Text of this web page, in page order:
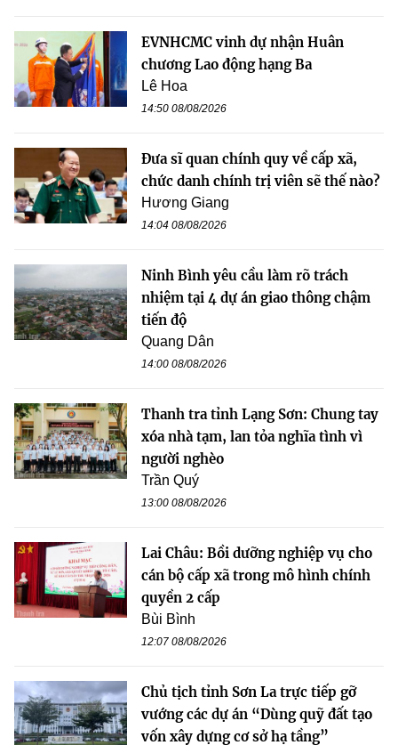
EVNHCMC vinh dự nhận Huân
chương Lao động hạng Ba
Lê Hoa
14:50 08/08/2026
Đưa sĩ quan chính quy về cấp xã,
chức danh chính trị viên sẽ thế nào?
Hương Giang
14:04 08/08/2026
Ninh Bình yêu cầu làm rõ trách
nhiệm tại 4 dự án giao thông chậm
tiến độ
Quang Dân
14:00 08/08/2026
Thanh tra tỉnh Lạng Sơn: Chung tay
xóa nhà tạm, lan tỏa nghĩa tình vì
người nghèo
Trần Quý
13:00 08/08/2026
Lai Châu: Bồi dưỡng nghiệp vụ cho
cán bộ cấp xã trong mô hình chính
quyền 2 cấp
Bùi Bình
12:07 08/08/2026
Chủ tịch tỉnh Sơn La trực tiếp gỡ
vướng các dự án “Dùng quỹ đất tạo
vốn xây dựng cơ sở hạ tầng”